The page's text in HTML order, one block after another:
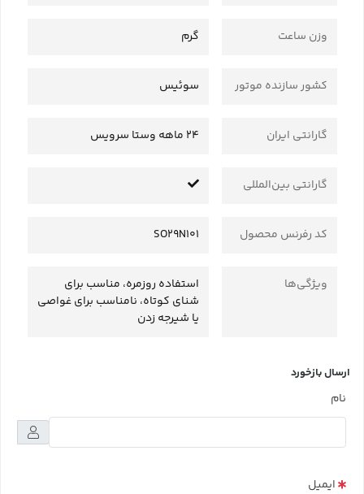
وزن ساعت گرم
کشور سازنده موتور سوئیس
گارانتی ایران 24 ماهه وستا سرویس
گارانتی بین‌المللی
کد رفرنس محصول SO29N101
ویژگی‌ها
استفاده روزمره، مناسب برای
شنای کوتاه، نامناسب برای غواصی
یا شیرجه زدن
ارسال بازخورد
نام
ایمیل